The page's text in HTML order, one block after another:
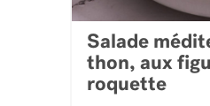
Salade
thon, aux
roquette